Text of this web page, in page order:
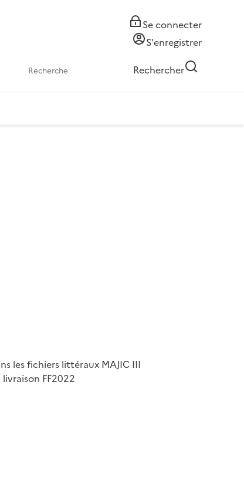
Se connecter
S'enregistrer
Rechercher
les fichiers littéraux MAJIC III
FF2022